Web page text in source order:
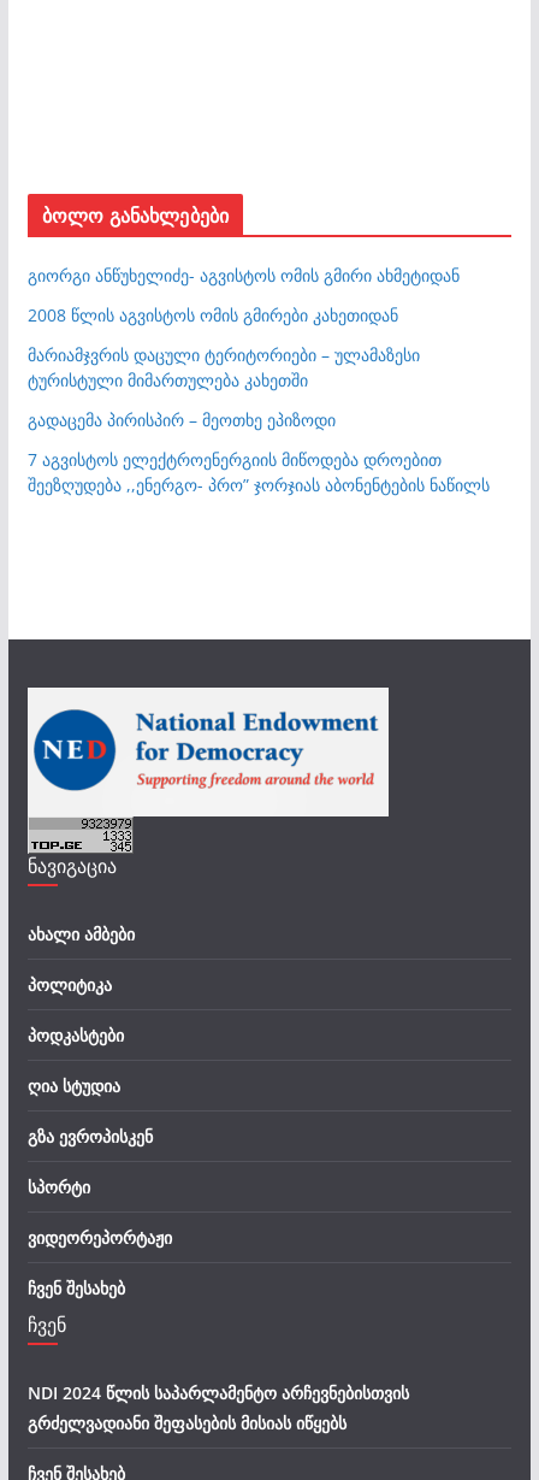
ბოლო განახლებები
გიორგი ანწუხელიძე- აგვისტოს ომის გმირი ახმეტიდან
2008 წლის აგვისტოს ომის გმირები კახეთიდან
მარიამჯვრის დაცული ტერიტორიები – ულამაზესი
ტურისტული მიმართულება კახეთში
გადაცემა პირისპირ – მეოთხე ეპიზოდი
7 აგვისტოს ელექტროენერგიის მიწოდება დროებით
შეეზღუდება ,,ენერგო- პრო” ჯორჯიას აბონენტების ნაწილს
ნავიგაცია
ახალი ამბები
პოლიტიკა
პოდკასტები
ღია სტუდია
გზა ევროპისკენ
სპორტი
ვიდეორეპორტაჟი
ჩვენ შესახებ
ჩვენ
NDI 2024 წლის საპარლამენტო არჩევნებისთვის
გრძელვადიანი შეფასების მისიას იწყებს
ჩვენ შესახებ